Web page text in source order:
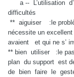
a -- L’utilisation
difficultés
** aiguiser :le
nécessite un
avaient et qui ne s’
** bien utiliser :le
plan du support est
de bien faire le